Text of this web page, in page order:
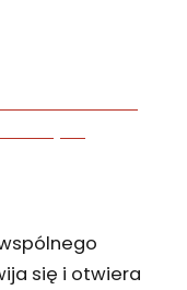
się i otwiera